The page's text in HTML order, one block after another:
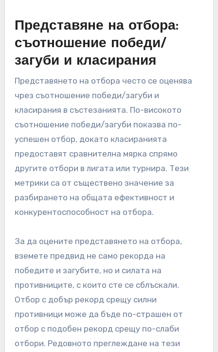
Представяне на отбора:
съотношение победи/
загуби и класирания
Представянето на отбора често се оценява
чрез съотношение победи/загуби и
класирания в състезанията. По-високото
съотношение победи/загуби показва по-
успешен отбор, докато класиранията
предоставят сравнителна мярка спрямо
другите отбори в лигата или турнира. Тези
метрики са от съществено значение за
разбирането на общата ефективност и
конкурентоспособност на отбора.
За да оцените представянето на отбора,
вземете предвид не само рекорда на
победите и загубите, но и силата на
противниците, с които сте се сблъскали.
Отбор с добър рекорд срещу силни
противници може да бъде по-страшен от
отбор с подобен рекорд срещу по-слаби
отбори. Редовното преглеждане на тези